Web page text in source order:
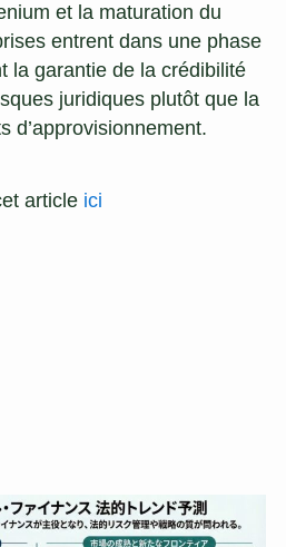
et la maturation du
entrent dans une phase
la garantie de la crédibilité
juridiques plutôt que la
d’approvisionnement.
article ici